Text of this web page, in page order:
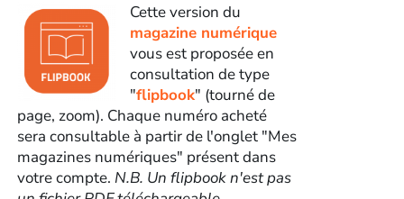
Cette version du
magazine numérique
vous est proposée en
consultation de type
"flipbook" (tourné de
page, zoom). Chaque numéro acheté
sera consultable à partir de l'onglet "Mes
magazines numériques" présent dans
votre compte. N.B. Un flipbook n'est pas